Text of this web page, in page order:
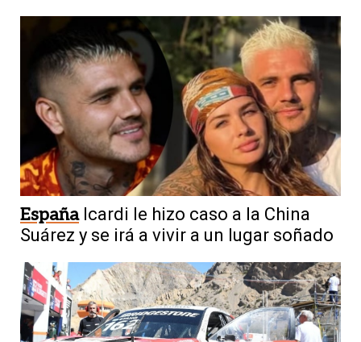
España Icardi le hizo caso a la China
Suárez y se irá a vivir a un lugar soñado